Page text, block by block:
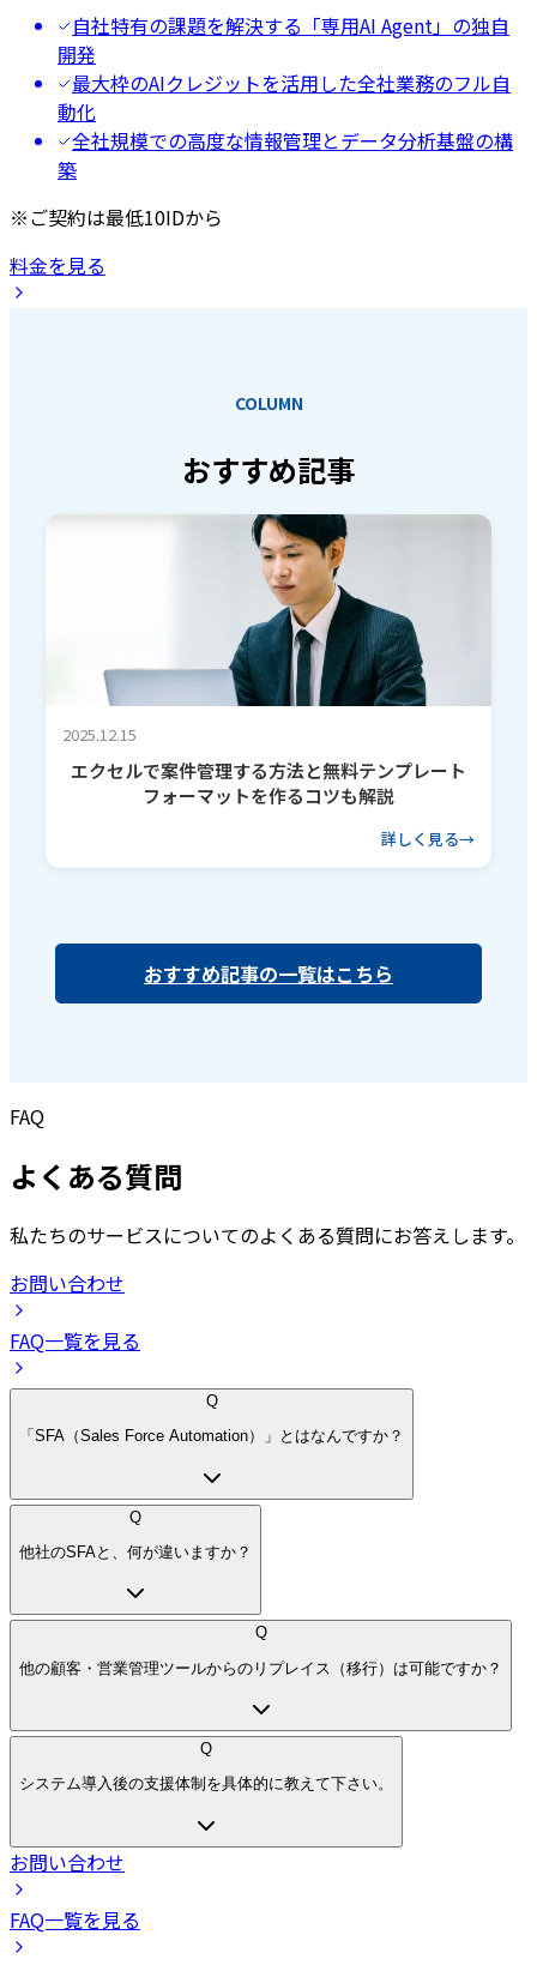
自社特有の課題を解決する「専用AI Agent」の独自
開発
最大枠のAIクレジットを活用した全社業務のフル自
動化
全社規模での高度な情報管理とデータ分析基盤の構
築
※ご契約は最低10IDから
料金を見る
COLUMN
おすすめ記事
2025.12.15
エクセルで案件管理する方法と無料テンプレート
フォーマットを作るコツも解説
詳しく見る
おすすめ記事の一覧はこちら
FAQ
よくある質問
私たちのサービスについてのよくある質問にお答えします。
お問い合わせ
FAQ一覧を見る
Q
「SFA（Sales Force Automation）」とはなんですか？
Q
他社のSFAと、何が違いますか？
Q
他の顧客・営業管理ツールからのリプレイス（移行）は可能ですか？
Q
システム導入後の支援体制を具体的に教えて下さい。
お問い合わせ
FAQ一覧を見る